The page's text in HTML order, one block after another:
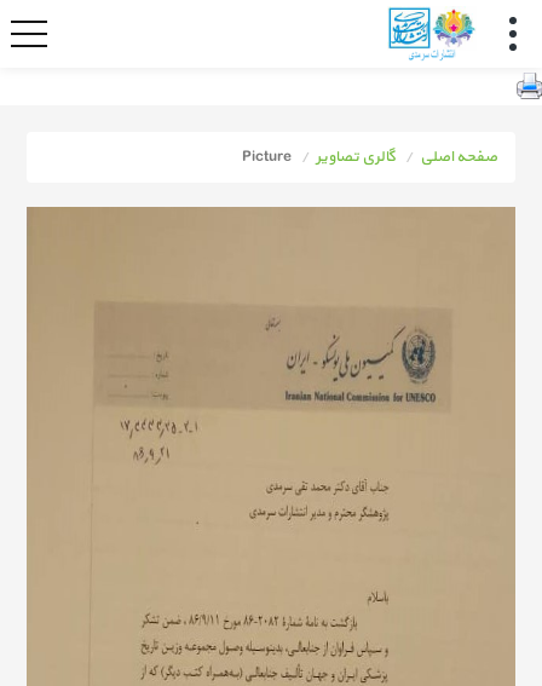
صفحه اصلی گالری تصاویر Picture